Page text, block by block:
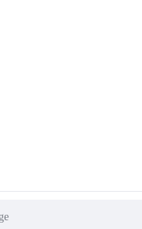
Ltd Tất cả các quyền